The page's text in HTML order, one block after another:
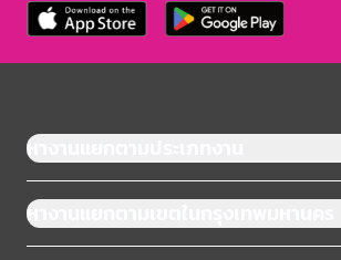
หางานแยกตามประเภทงาน
หางานแยกตามเขตในกรุงเทพมหานคร